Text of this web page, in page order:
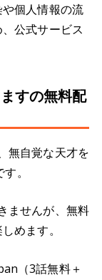
個人情報の流
公式サービス
すの無料配
無自覚な天才を
。
ませんが、無料
めます。
（3話無料＋